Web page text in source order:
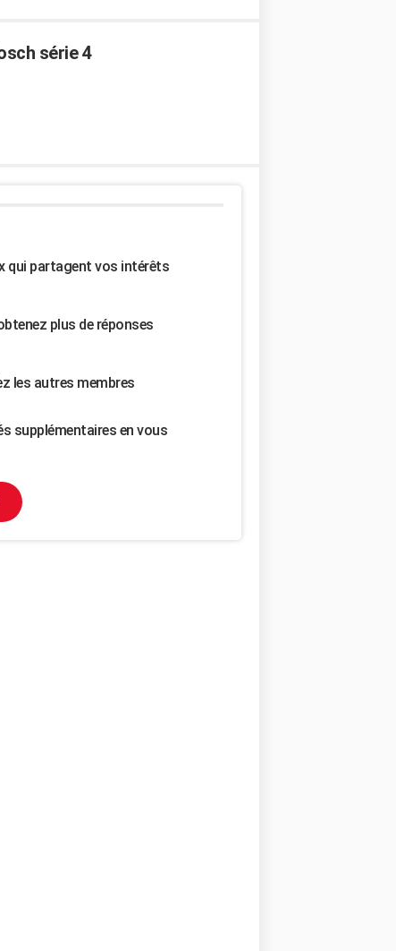
série 4
qui partagent vos intérêts
plus de réponses
les autres membres
supplémentaires en vous